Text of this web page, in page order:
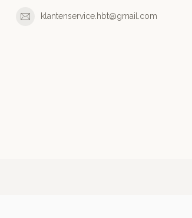
klantenservice.hbt@gmail.com